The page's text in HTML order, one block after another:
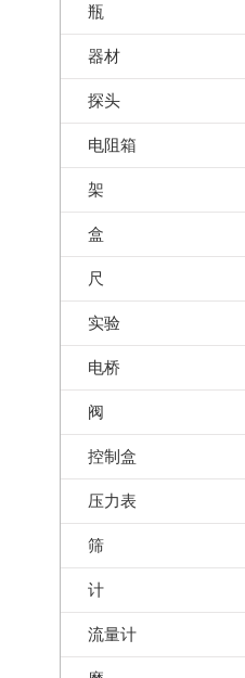
瓶
器材
探头
电阻箱
架
盒
尺
实验
电桥
阀
控制盒
压力表
筛
计
流量计